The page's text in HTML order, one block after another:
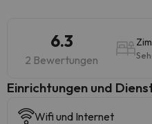
6.3
2 Bewertungen
​Einrichtungen und
Wifi und Internet